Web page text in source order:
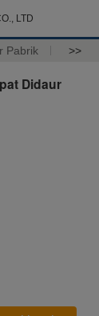
LTD
Pabrik >>
Didaur